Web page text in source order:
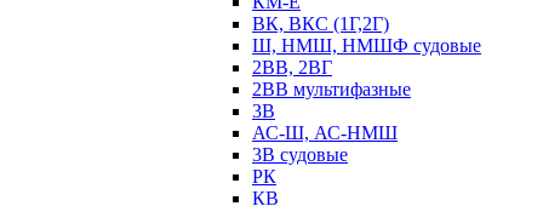
ВК, ВКС (1Г,2Г)
Ш, НМШ, НМШФ судовые
2ВВ, 2ВГ
2ВВ мультифазные
3В
АС-Ш, АС-НМШ
3В судовые
РК
КВ